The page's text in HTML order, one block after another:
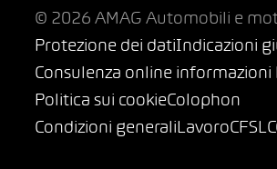
© 2026 AMAG Automobili e
Protezione dei datiIndicazioni
Consulenza online informazioni
Politica sui cookieColophon
Condizioni generaliLavoroCFSL